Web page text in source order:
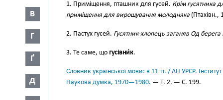
В
Г
Ґ
Д
1. Приміщення, пташник для гусей. Крім гусятника
приміщення для вирощування молодняка (Птахівн.,
2. Пастух гусей. Гусятник-хлопець заганяв Од
3. Те саме, що гусівни́к.
Словник української мови: в 11 тт. / АН УРСР.
Наукова думка, 1970—1980. — Т. 2. — С. 199.